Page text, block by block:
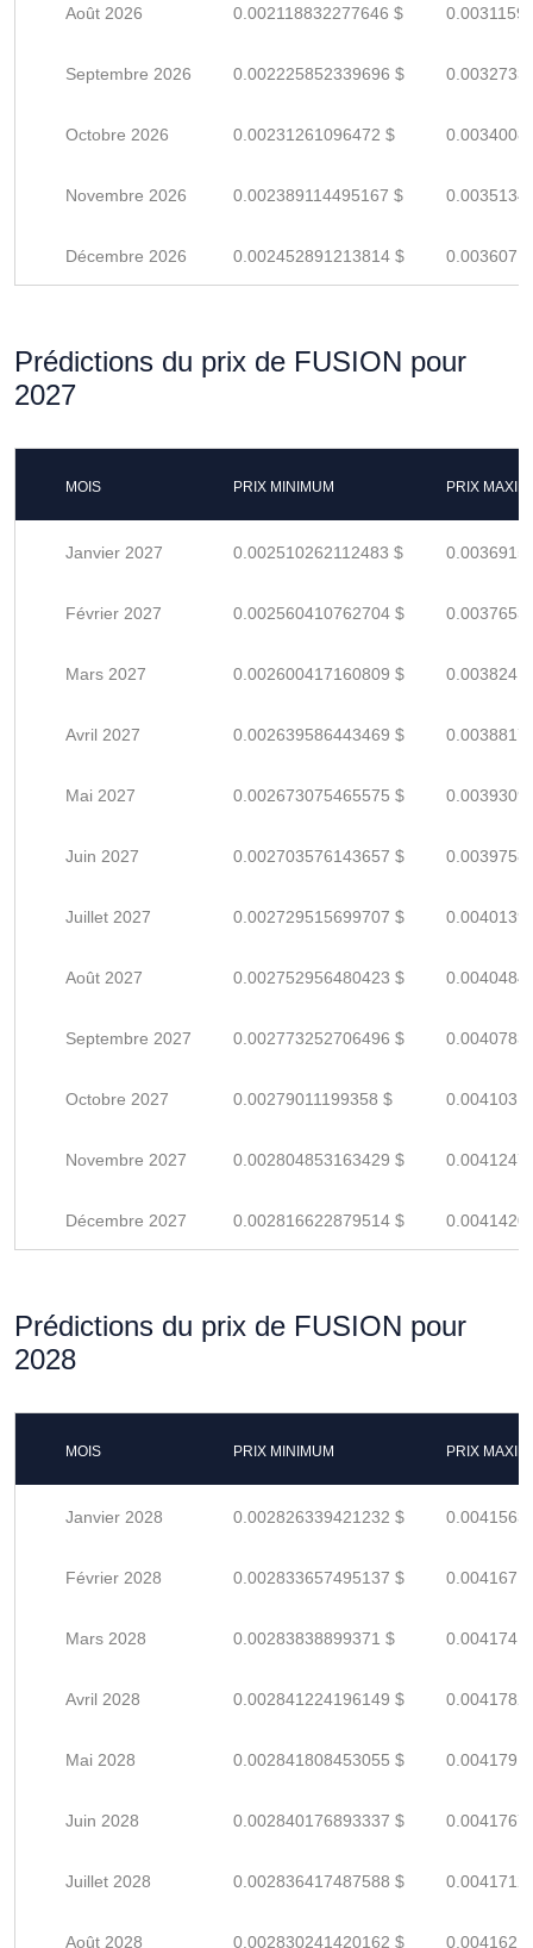
Août 2026 0.002118832277646 $
Septembre 2026 0.002225852339696 $
Octobre 2026 0.00231261096472 $
Novembre 2026 0.002389114495167 $
Décembre 2026 0.002452891213814 $
Prédictions du prix de FUSION pour
2027
MOIS PRIX MINIMUM PRIX
Janvier 2027 0.002510262112483 $
Février 2027 0.002560410762704 $
Mars 2027 0.002600417160809 $
Avril 2027 0.002639586443469 $
Mai 2027 0.002673075465575 $
Juin 2027 0.002703576143657 $
Juillet 2027 0.002729515699707 $
Août 2027 0.002752956480423 $
Septembre 2027 0.002773252706496 $
Octobre 2027 0.00279011199358 $
Novembre 2027 0.002804853163429 $
Décembre 2027 0.002816622879514 $
Prédictions du prix de FUSION pour
2028
MOIS PRIX MINIMUM PRIX
Janvier 2028 0.002826339421232 $
Février 2028 0.002833657495137 $
Mars 2028 0.00283838899371 $
Avril 2028 0.002841224196149 $
Mai 2028 0.002841808453055 $
Juin 2028 0.002840176893337 $
Juillet 2028 0.002836417487588 $
Août 2028 0.002830241420162 $